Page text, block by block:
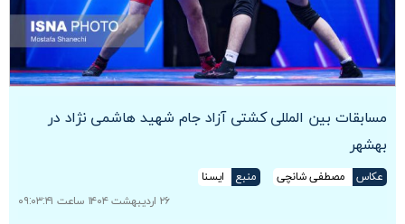
مسابقات بین المللی کشتی آزاد جام شهید هاشمی نژاد در
بهشهر
عکاس مصطفی شانچی منبع
ایسنا
۲۶ اردیبهشت ۱۴۰۴ ساعت ۰۹:۰۳:۴۱